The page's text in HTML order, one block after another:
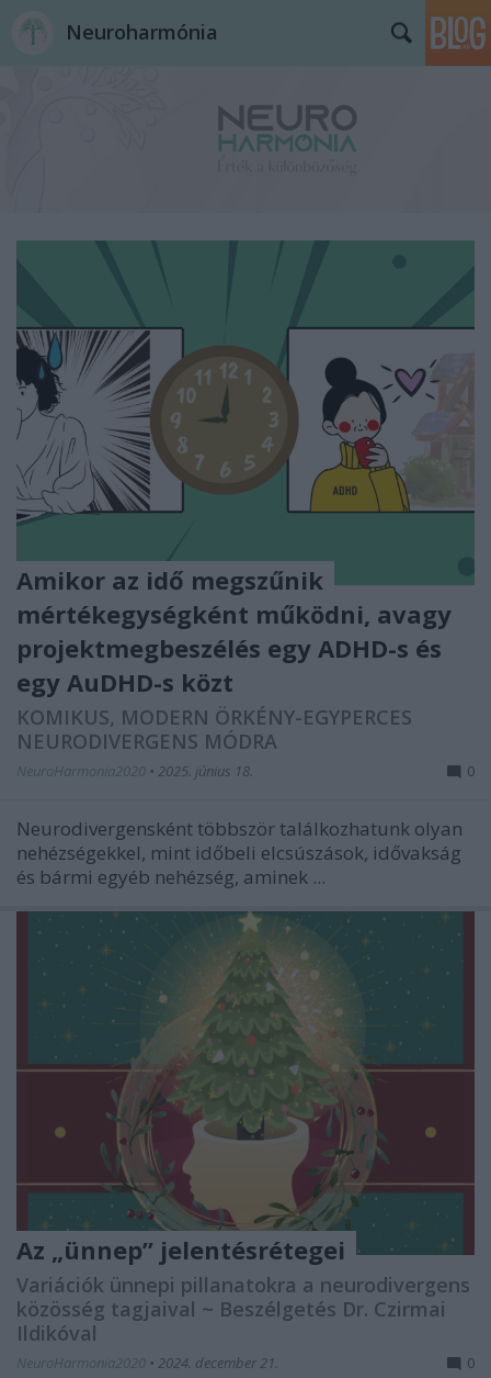
Neuroharmónia
Amikor az idő megszűnik
mértékegységként működni, avagy
projektmegbeszélés egy ADHD-s és
egy AuDHD-s közt
KOMIKUS, MODERN ÖRKÉNY-EGYPERCES
NEURODIVERGENS MÓDRA
NeuroHarmonia2020 • 2025. június 18. 0
Neurodivergensként többször találkozhatunk olyan
nehézségekkel, mint időbeli elcsúszások, idővakság
és bármi egyéb nehézség, aminek ...
Az „ünnep” jelentésrétegei
Variációk ünnepi pillanatokra a neurodivergens
közösség tagjaival ~ Beszélgetés Dr. Czirmai
Ildikóval
NeuroHarmonia2020 • 2024. december 21. 0